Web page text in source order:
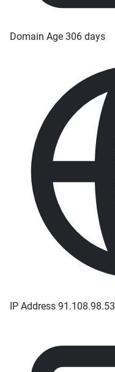
Domain Age 306 days
IP Address 91.108.98.53